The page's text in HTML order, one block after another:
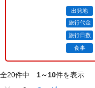
出発地
旅行代金
旅行日数
食事
全20件中 1～10件を表示